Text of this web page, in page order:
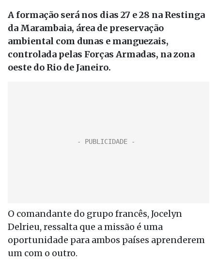
A formação será nos dias 27 e 28 na Restinga
da Marambaia, área de preservação
ambiental com dunas e manguezais,
controlada pelas Forças Armadas, na zona
oeste do Rio de Janeiro.
O comandante do grupo francês, Jocelyn
Delrieu, ressalta que a missão é uma
oportunidade para ambos países aprenderem
um com o outro.